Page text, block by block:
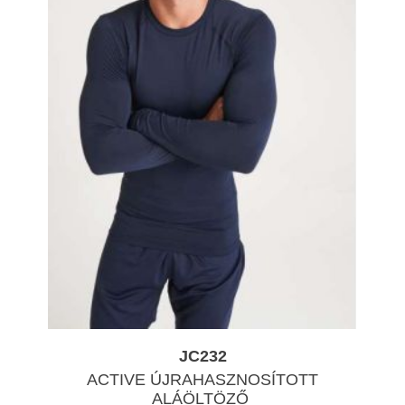
JC232
ACTIVE ÚJRAHASZNOSÍTOTT
ALÁÖLTÖZŐ